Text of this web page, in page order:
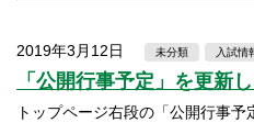
2019年3月12日 未分類 入試情
「公開行事予定」を更新し
トップページ右段の「公開行事予